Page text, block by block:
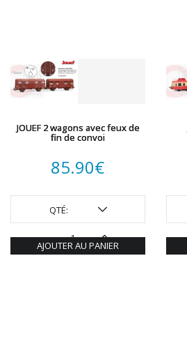
JOUEF 2 wagons avec feux de
fin de convoi
85.90€
QTÉ:
AJOUTER AU PANIER